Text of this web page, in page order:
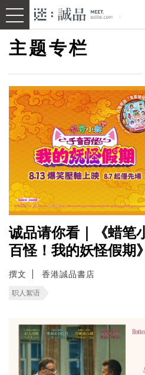
主题专栏
诚品请你看｜《蜡笔
百怪！我的妖怪假期》
撰文 香港誠品書店
职人絮语